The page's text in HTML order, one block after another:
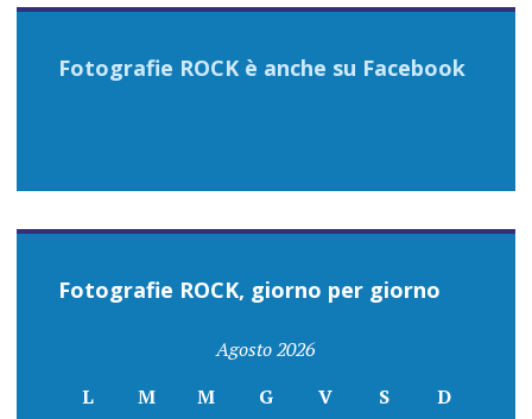
Fotografie ROCK è anche su Facebook
Fotografie ROCK, giorno per giorno
Agosto 2026
L
M M G V S D